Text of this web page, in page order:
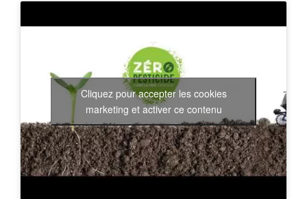
Cliquez pour accepter les cookies
marketing et activer ce contenu